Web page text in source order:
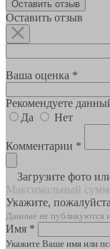
Оставить отзыв
Оставить отзыв
Ваша оценка *
Рекомендуете
Да
Нет
Комментарии *
Загрузите фото
Максимальный
Укажите,
Данные не публикуются
Имя *
Укажите Ваше имя или